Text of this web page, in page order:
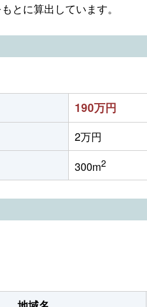
とに算出しています。
190万円
2万円
300m2